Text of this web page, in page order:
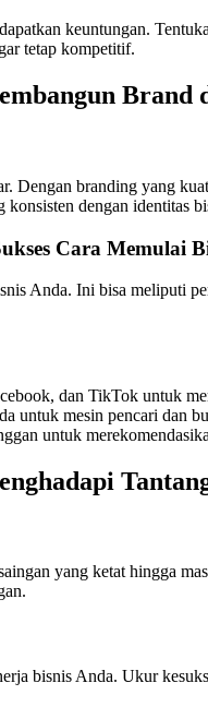
keuntungan.
tetap kompetitif.
Brand
Dengan branding yang
dengan identitas
Cara Memulai
Anda. Ini bisa meliputi
dan TikTok untuk
untuk mesin pencari dan
untuk
yang ketat hingga
bisnis Anda. Ukur